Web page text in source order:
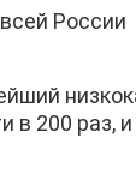
России
в 200 раз,